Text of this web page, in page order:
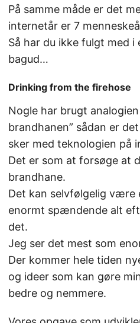
På samme måde er det
internetår er 7
Så har du ikke fulgt med i
bagud…
Drinking from the firehose
Nogle har brugt
brandhanen” sådan er
sker med teknologien på
Det er som at forsøge at
brandhane.
Det kan selvfølgelig være
enormt spændende alt
det.
Jeg ser det mest som
Der kommer hele tiden
og ideer som kan gøre
bedre og nemmere.